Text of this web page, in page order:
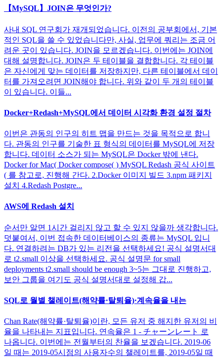
【MySQL】JOIN은 무엇인가?
사내 SQL 연구회가 재개되었습니다. 이전의 공부회에서, 기본
적인 SQL을 쓸 수 있었습니다만, 사실, 업무에 쿼리는 조금 어
려운 곳이 있습니다. JOIN을 모르겠습니다. 이번에는 JOIN에
대해 설명합니다. JOIN은 두 테이블을 결합합니다. 각 테이블
은 자신에게 맞는 데이터를 저장하지만, 다른 테이블에서 데이
터를 가져오려면 JOIN해야 합니다. 위와 같이 두 개의 테이블
이 있습니다. 이들...
Docker+Redash+MySQL에서 데이터 시각화 환경 설정 절차
이번은 관동의 인구의 히트 맵을 만드는 것을 목적으로 합니
다. 관동의 인구를 기술한 표 형식의 데이터를 MySQL에 저장
합니다. 데이터 소스가 되는 MySQL은 Docker 밖에 낸다.
Docker for Mac( Docker compose( ) MySQL Redash 공식 사이트
( 를 참고로, 진행해 간다. 2.Docker 이미지 빌드 3.npm 패키지
설치 4.Redash Postgre...
AWS에 Redash 설치
순서만 알면 1시간 걸리지 않고 할 수 있지 않을까 생각합니다.
덧붙여서, 이번 접속한 데이터베이스의 종류는 MySQL 입니
다. 연결하려는 DB가 있는 리전을 선택하세요! 공식 설명서대
로 t2.small 이상을 선택하세요. 공식 설명문 for small
deployments t2.small should be enough 3~5는 그대로 진행하고,
보안 그룹을 여기도 공식 설명서대로 설정해 갑...
SQL로 월별 챌레이트(해약률·탈퇴율)·계속율을 내는
Chan Rate(해약률·탈퇴율)이란, 모든 유저 중 해지한 유저의 비
율을 나타내는 지표입니다. 연속율은 1 - チャーンレート 로
나옵니다. 이번에는 전월부터의 찬율을 보겠습니다. 2019-06
일 때는 2019-05시점의 사용자수의 챌레이트를, 2019-05일 때